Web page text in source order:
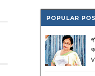
POPULAR